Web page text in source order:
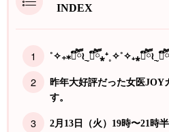
INDEX
˚✧₊⁎❝᷀ົཽ≀ˍ̮ ❝᷀ົཽ⁎⁺˳✧˚✧₊⁎❝᷀ົཽ≀ˍ̮
昨年大好評だった女医JOY
す。
2月13日（火）19時〜21時半